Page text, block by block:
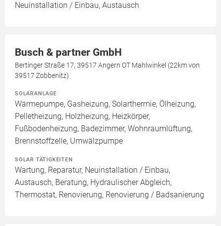
Neuinstallation / Einbau, Austausch
Busch & partner GmbH
Bertinger Straße 17, 39517 Angern OT Mahlwinkel (22km von
39517 Zobbenitz)
SOLARANLAGE
Wärmepumpe, Gasheizung, Solarthermie, Ölheizung,
Pelletheizung, Holzheizung, Heizkörper,
Fußbodenheizung, Badezimmer, Wohnraumlüftung,
Brennstoffzelle, Umwälzpumpe
SOLAR TÄTIGKEITEN
Wartung, Reparatur, Neuinstallation / Einbau,
Austausch, Beratung, Hydraulischer Abgleich,
Thermostat, Renovierung, Renovierung / Badsanierung